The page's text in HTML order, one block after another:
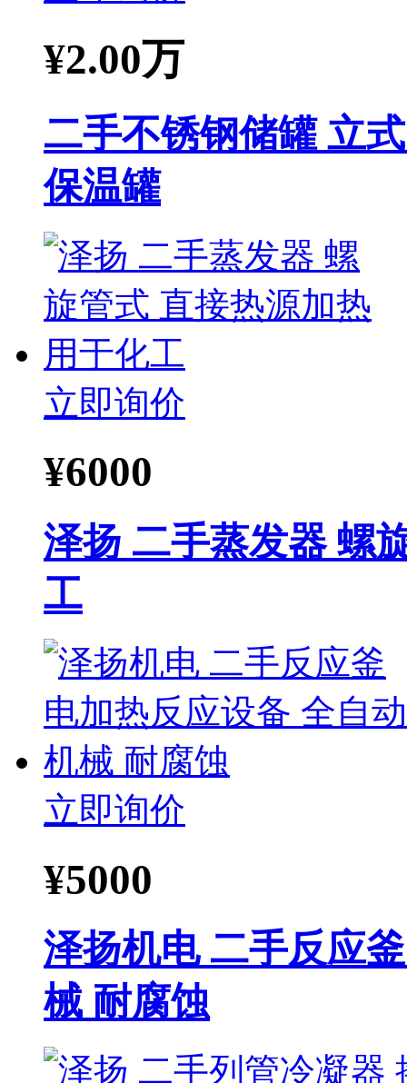
¥2.00万
二手不锈钢储罐 立
保温罐
立即询价
¥6000
泽扬 二手蒸发器 螺
工
立即询价
¥5000
泽扬机电 二手反应
械 耐腐蚀